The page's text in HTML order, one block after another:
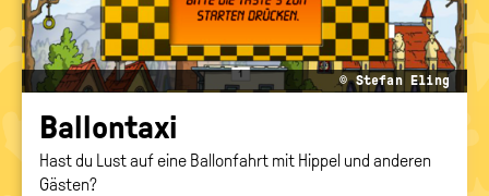
© Stefan Eling
Bal­lon­ta­xi
Hast du Lust auf eine Ballonfahrt mit Hippel und anderen
Gästen?